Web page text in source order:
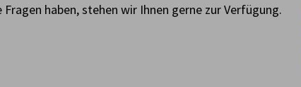
haben, stehen wir Ihnen gerne zur Verfügung.